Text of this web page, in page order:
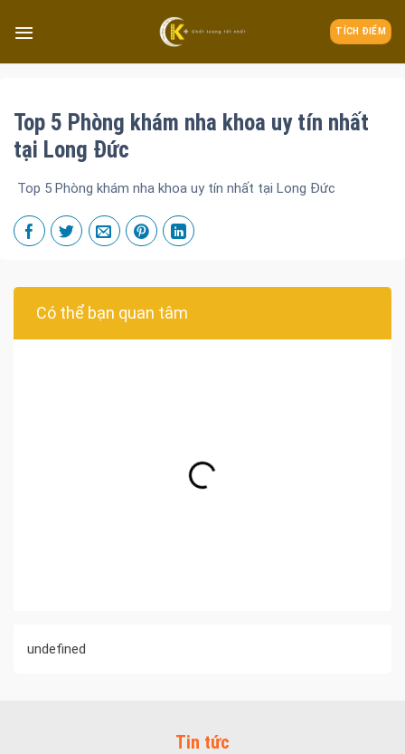
TÍCH ĐIỂM
Top 5 Phòng khám nha khoa uy tín nhất
tại Long Đức
Top 5 Phòng khám nha khoa uy tín nhất tại Long Đức
Có thể bạn quan tâm
undefined
Tin tức